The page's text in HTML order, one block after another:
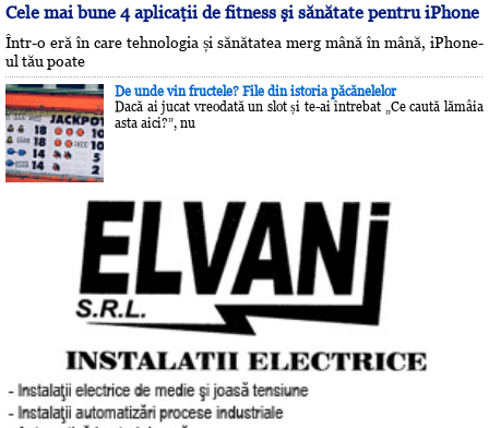
Cele mai bune 4 aplicaţii de fitness şi sănătate pentru iPhone
Într-o eră în care tehnologia și sănătatea merg mână în mână, iPhone-
ul tău poate
De unde vin fructele? File din istoria păcănelelor
Dacă ai jucat vreodată un slot și te-ai întrebat „Ce caută lămâia
asta aici?”, nu